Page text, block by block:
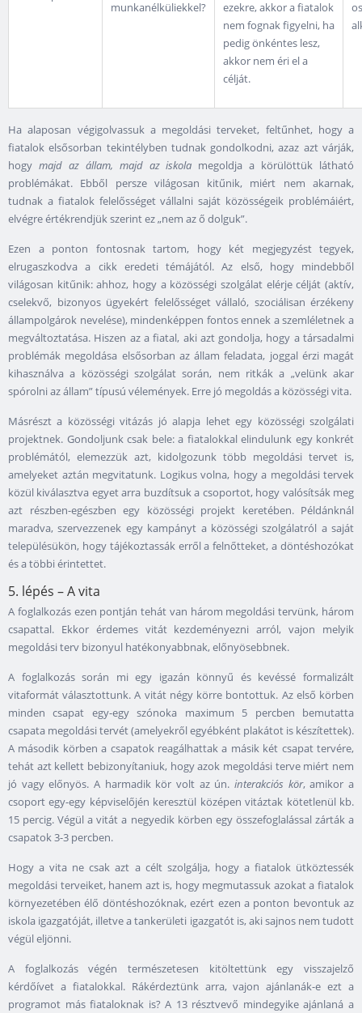
munkanélküliekkel?
ezekre, akkor a fiatalok
nem fognak figyelni, ha
pedig önkéntes lesz,
akkor nem éri el a
célját.
Ha alaposan végigolvassuk a megoldási terveket, feltűnhet, hogy a
fiatalok elsősorban tekintélyben tudnak gondolkodni, azaz azt várják,
hogy majd az állam, majd az iskola megoldja a körülöttük látható
problémákat. Ebből persze világosan kitűnik, miért nem akarnak,
tudnak a fiatalok felelősséget vállalni saját közösségeik problémáiért,
elvégre értékrendjük szerint ez „nem az ő dolguk”.
Ezen a ponton fontosnak tartom, hogy két megjegyzést tegyek,
elrugaszkodva a cikk eredeti témájától. Az első, hogy mindebből
világosan kitűnik: ahhoz, hogy a közösségi szolgálat elérje célját (aktív,
cselekvő, bizonyos ügyekért felelősséget vállaló, szociálisan érzékeny
állampolgárok nevelése), mindenképpen fontos ennek a szemléletnek a
megváltoztatása. Hiszen az a fiatal, aki azt gondolja, hogy a társadalmi
problémák megoldása elsősorban az állam feladata, joggal érzi magát
kihasználva a közösségi szolgálat során, nem ritkák a „velünk akar
spórolni az állam” típusú vélemények. Erre jó megoldás a közösségi vita.
Másrészt a közösségi vitázás jó alapja lehet egy közösségi szolgálati
projektnek. Gondoljunk csak bele: a fiatalokkal elindulunk egy konkrét
problémától, elemezzük azt, kidolgozunk több megoldási tervet is,
amelyeket aztán megvitatunk. Logikus volna, hogy a megoldási tervek
közül kiválasztva egyet arra buzdítsuk a csoportot, hogy valósítsák meg
azt részben-egészben egy közösségi projekt keretében. Példánknál
maradva, szervezzenek egy kampányt a közösségi szolgálatról a saját
településükön, hogy tájékoztassák erről a felnőtteket, a döntéshozókat
és a többi érintettet.
5. lépés – A vita
A foglalkozás ezen pontján tehát van három megoldási tervünk, három
csapattal. Ekkor érdemes vitát kezdeményezni arról, vajon melyik
megoldási terv bizonyul hatékonyabbnak, előnyösebbnek.
A foglalkozás során mi egy igazán könnyű és kevéssé formalizált
vitaformát választottunk. A vitát négy körre bontottuk. Az első körben
minden csapat egy-egy szónoka maximum 5 percben bemutatta
csapata megoldási tervét (amelyekről egyébként plakátot is készítettek).
A második körben a csapatok reagálhattak a másik két csapat tervére,
tehát azt kellett bebizonyítaniuk, hogy azok megoldási terve miért nem
jó vagy előnyös. A harmadik kör volt az ún. interakciós kör, amikor a
csoport egy-egy képviselőjén keresztül középen vitáztak kötetlenül kb.
15 percig. Végül a vitát a negyedik körben egy összefoglalással zárták a
csapatok 3-3 percben.
Hogy a vita ne csak azt a célt szolgálja, hogy a fiatalok ütköztessék
megoldási terveiket, hanem azt is, hogy megmutassuk azokat a fiatalok
környezetében élő döntéshozóknak, ezért ezen a ponton bevontuk az
iskola igazgatóját, illetve a tankerületi igazgatót is, aki sajnos nem tudott
végül eljönni.
A foglalkozás végén természetesen kitöltettünk egy visszajelző
kérdőívet a fiatalokkal. Rákérdeztünk arra, vajon ajánlanák-e ezt a
programot más fiataloknak is? A 13 résztvevő mindegyike ajánlaná a